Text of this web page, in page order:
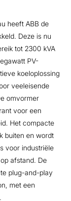
heeft ABB de
Deze is nu
tot 2300 kVA
PV-
koeloplossing
veeleisende
omvormer
voor een
Het compacte
buiten en wordt
voor industriële
afstand. De
plug-and-play
met een